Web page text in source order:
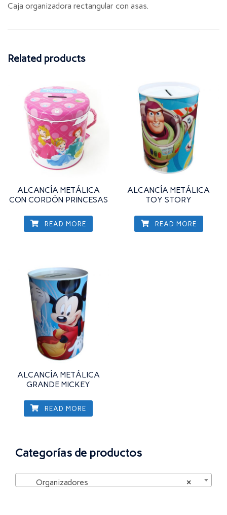
Caja organizadora rectangular con asas.
Related products
ALCANCÍA METÁLICA
CON CORDÓN PRINCESAS
READ MORE
ALCANCÍA METÁLICA
TOY STORY
READ MORE
ALCANCÍA METÁLICA
GRANDE MICKEY
READ MORE
Categorías de productos
×
Organizadores